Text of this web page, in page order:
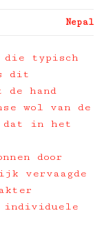
Nepal
die typisch
dit
hand
wol van de
dat in het
door
vervaagde